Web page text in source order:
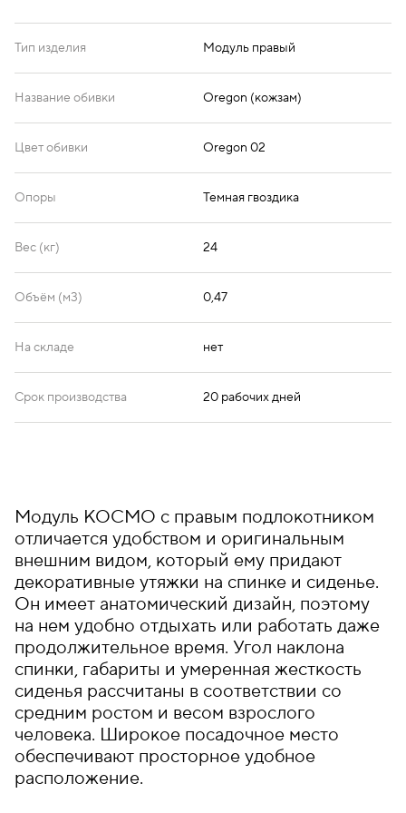
Oregon 25
Oregon 33
Тип изделия Модуль правый
Название обивки Oregon (кожзам)
Цвет обивки Oregon 02
Опоры Темная гвоздика
Вес (кг) 24
Объём (м3) 0,47
На складе нет
Срок производства 20 рабочих дней
Модуль КОСМО с правым подлокотником
отличается удобством и оригинальным
внешним видом, который ему придают
декоративные утяжки на спинке и сиденье.
Он имеет анатомический дизайн, поэтому
на нем удобно отдыхать или работать даже
продолжительное время. Угол наклона
спинки, габариты и умеренная жесткость
сиденья рассчитаны в соответствии со
средним ростом и весом взрослого
человека. Широкое посадочное место
обеспечивают просторное удобное
расположение.